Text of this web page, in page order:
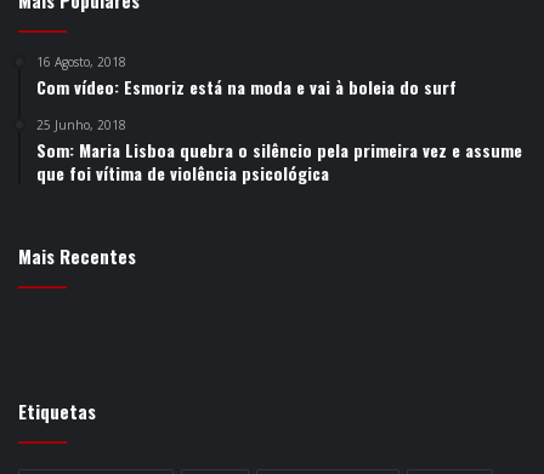
16 Agosto, 2018
Com vídeo: Esmoriz está na moda e vai à boleia do surf
25 Junho, 2018
Som: Maria Lisboa quebra o silêncio pela primeira vez e assume
que foi vítima de violência psicológica
Mais Recentes
Etiquetas